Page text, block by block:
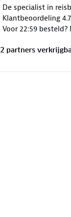
De specialist in
Klantbeoordeling
Voor 22:59
2 partners